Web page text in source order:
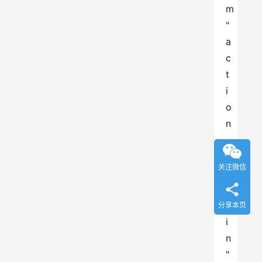
m
"
a
c
t
i
o
n
=
"
l
o
g
i
n
"
关注微信
分享本页